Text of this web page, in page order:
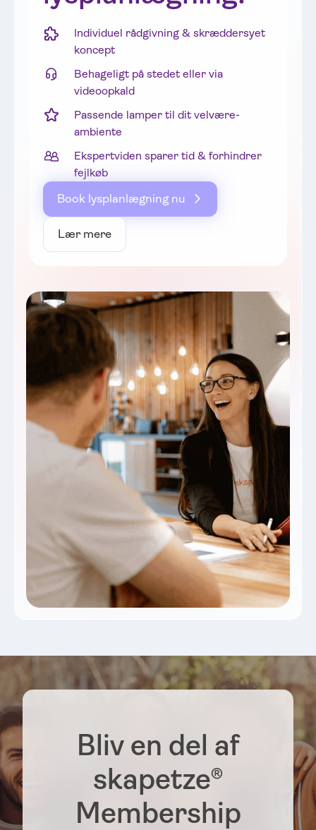
Stibelysning fås normalt enkeltvis, men vi tilbyder faste
priser ved større mængder.
7. Optimal rådgivning
Lad vores belysningseksperter rådgive dig, så du kan
finde den perfekte LED-stibelysning til dit hjem.
Individuel rådgivning & skræddersyet
koncept
Behageligt på stedet eller via
videoopkald
Passende lamper til dit velvære-
ambiente
Ekspertviden sparer tid & forhindrer
fejlkøb
Book lysplanlægning nu
Lær mere
Bliv en del af
skapetze®
Membership